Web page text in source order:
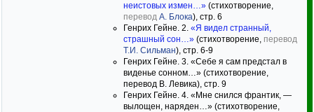
неистовых измен…» (стихотворение,
перевод А. Блока), стр. 6
Генрих Гейне. 2. «Я видел странный,
страшный сон…» (стихотворение, перевод
Т.И. Сильман), стр. 6-9
Генрих Гейне. 3. «Себе я сам предстал в
виденье сонном…» (стихотворение,
перевод В. Левика), стр. 9
Генрих Гейне. 4. «Мне снился франтик, —
вылощен, наряден…» (стихотворение,